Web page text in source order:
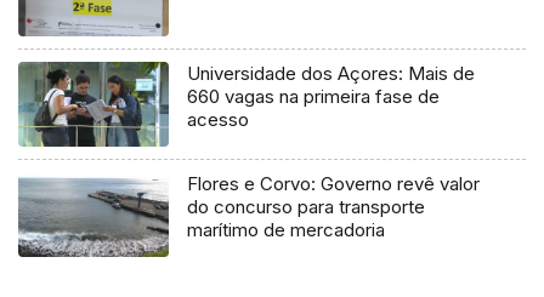
Universidade dos Açores: Mais de
660 vagas na primeira fase de
acesso
Flores e Corvo: Governo revê valor
do concurso para transporte
marítimo de mercadoria